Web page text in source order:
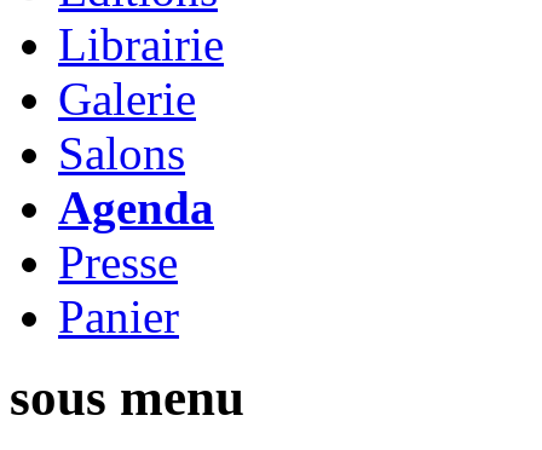
Librairie
Galerie
Salons
Agenda
Presse
Panier
sous menu